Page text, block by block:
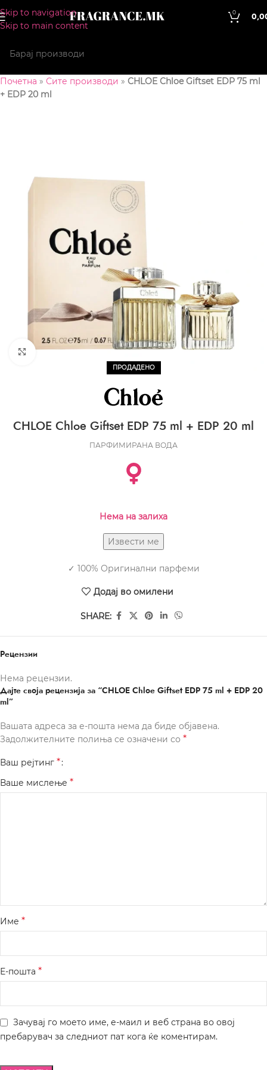
Skip to navigation
Skip to main content
0
Почетна » Сите производи » CHLOE Chloe Giftset EDP 75 ml
+ EDP 20 ml
ПРОДАДЕНО
CLICK TO ENLARGE
CHLOE Chloe Giftset EDP 75 ml + EDP 20 ml
ПАРФИМИРАНА ВОДА
Нема на залиха
✓ 100% Оригинални парфеми
Додај во омилени
SHARE:
Рецензии
Нема рецензии.
Дајте своја рецензија за “CHLOE Chloe Giftset EDP 75 ml + EDP 20
ml”
Вашата адреса за е-пошта нема да биде објавена.
Задолжителните полиња се означени со *
Ваш рејтинг *
Ваше мислење *
Име *
Е-пошта *
Зачувај го моето име, е-маил и веб страна во овој
пребарувач за следниот пат кога ќе коментирам.